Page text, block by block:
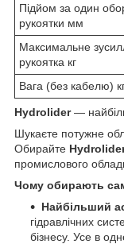
Підйом за один
рукоятки мм
Максимальне
рукоятка кг
Вага (без кабелю)
Hydrolider—
Шукаєте потужне
Обирайте
промислового
Чому обирають
Найбільший
гідравлічних
бізнесу. Усе в